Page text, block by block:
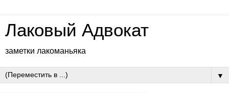
Лаковый Адвокат
заметки лакоманьяка
▼